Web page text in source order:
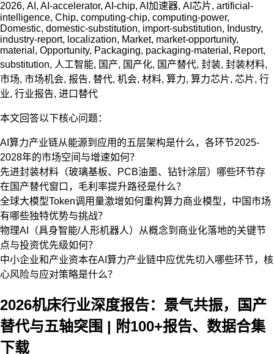
2026, AI , AI-accelerator, AI-chip, AI加速器, AI芯片, artificial-
intelligence, Chip, computing-chip, computing-power,
Domestic, domestic-substitution, import-substitution, Industry,
industry-report, localization, Market, market-opportunity,
material , Opportunity, Packaging, packaging-material , Report,
substitution, 人工智能, 国产, 国产化, 国产替代, 封装, 封装材料,
市场, 市场机会, 报告, 替代, 机会, 材料, 算力, 算力芯片, 芯片, 行
业, 行业报告, 进口替代
本文回答以下核心问题：
AI算力产业链从能源到应用的五层架构是什么，各环节2025-
2028年的市场空间与增速如何？
先进封装材料（玻璃基板、PCB油墨、钻针涂层）哪些环节存
在国产替代窗口，毛利率提升路径是什么？
全球大模型Token调用量激增如何重构算力商业模型，中国市场
有哪些独特优势与挑战？
物理AI（具身智能/人形机器人）从概念到商业化落地的关键节
点与投资优先级如何？
中小企业和产业资本在AI算力产业链中应优先切入哪些环节，核
心风险与应对策略是什么？
2026机床行业深度报告：景气共振，国产
替代与五轴突围 | 附100+报告、数据合集
下载